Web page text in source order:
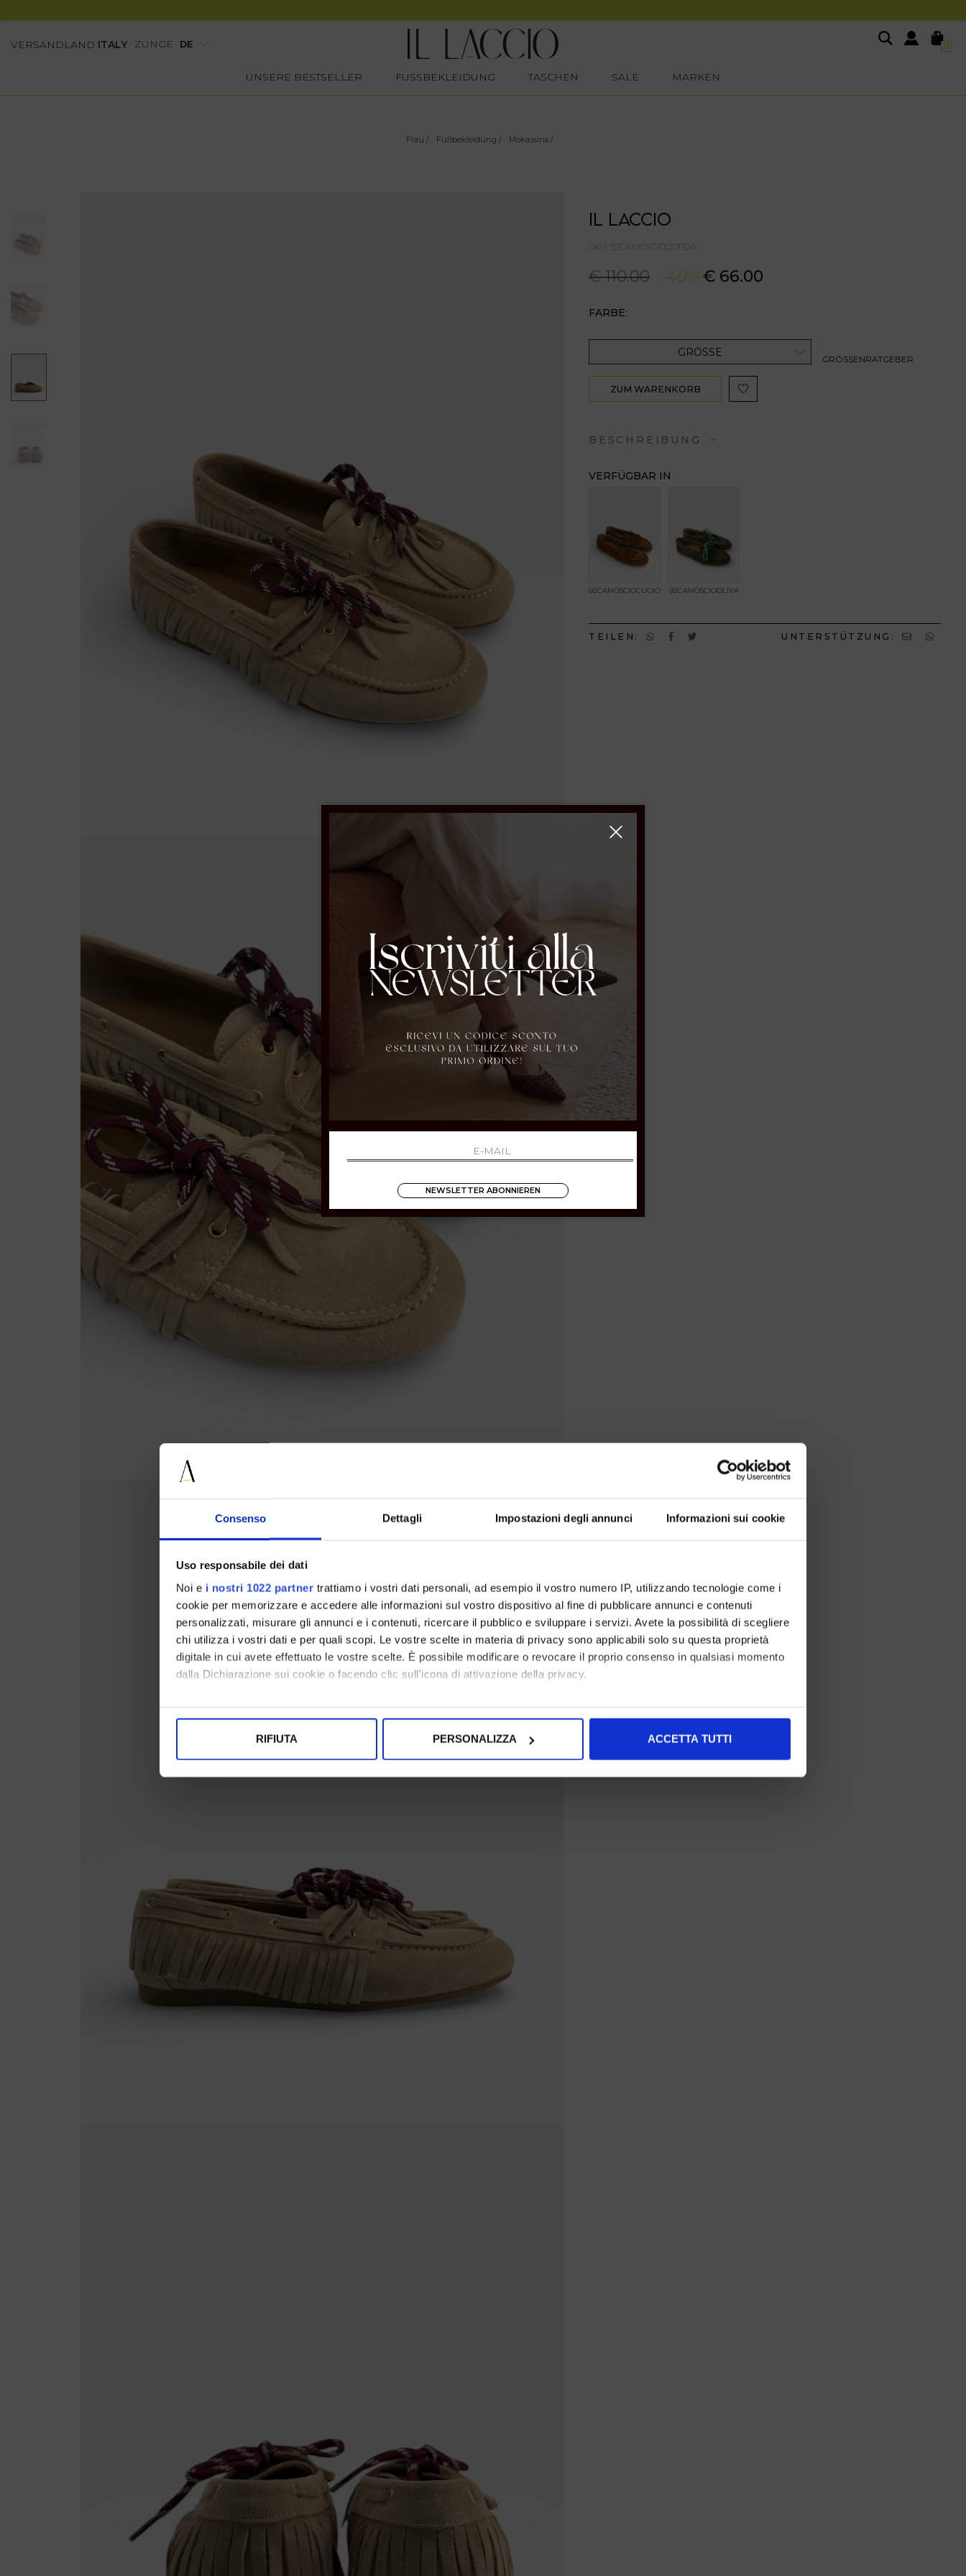
Consenso Dettagli Impostazioni degli annunci Informazioni sui cookie
Uso responsabile dei dati
Noi e i nostri 1022 partner trattiamo i vostri dati personali, ad esempio il vostro numero IP, utilizzando tecnologie come i
cookie per memorizzare e accedere alle informazioni sul vostro dispositivo al fine di pubblicare annunci e contenuti
personalizzati, misurare gli annunci e i contenuti, ricercare il pubblico e sviluppare i servizi. Avete la possibilità di scegliere
chi utilizza i vostri dati e per quali scopi. Le vostre scelte in materia di privacy sono applicabili solo su questa proprietà
digitale in cui avete effettuato le vostre scelte. È possibile modificare o revocare il proprio consenso in qualsiasi momento
dalla Dichiarazione sui cookie o facendo clic sull'icona di attivazione della privacy.
Con il tuo consenso, vorremmo anche:
Identificare il tuo dispositivo, scansionandolo attivamente alla ricerca di caratteristiche specifiche (impronte
digitali).
di analisi dei dati web, pubblicità e social media, i quali potrebbero combinarle con altre informazioni che ha fornito loro o
che hanno raccolto dal suo utilizzo dei loro servizi.
RIFIUTA PERSONALIZZA ACCETTA TUTTI
VERSANDLAND ITALY ZUNGE 0
UNSERE BESTSELLER FUSSBEKLEIDUNG TASCHEN SALE MARKEN
Frau / Fußbekleidung / Mokassins/
IL LACCIO
SKU: 92CAMOSCIOCORDA
€ 110.00 -40% € 66.00
FARBE:
GRÖSSENRATGEBER
GRÖSSE
ZUM WARENKORB
BESCHREIBUNG
VERFÜGBAR IN
92CAMOSCIOCUOIO 92CAMOSCIOOLIVA
TEILEN: UNTERSTÜTZUNG:
NEWSLETTER ABONNIEREN